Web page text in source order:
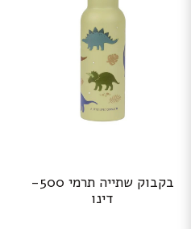
בקבוק שתייה תרמי 500-
דינו